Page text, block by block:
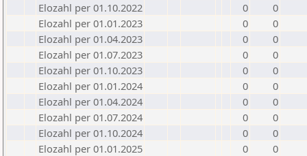
Elozahl per 01.10.2022
0
0
Elozahl per 01.01.2023
0
0
Elozahl per 01.04.2023
0
0
Elozahl per 01.07.2023
0
0
Elozahl per 01.10.2023
0
0
Elozahl per 01.01.2024
0
0
Elozahl per 01.04.2024
0
0
Elozahl per 01.07.2024
0
0
Elozahl per 01.10.2024
0
0
Elozahl per 01.01.2025
0
0